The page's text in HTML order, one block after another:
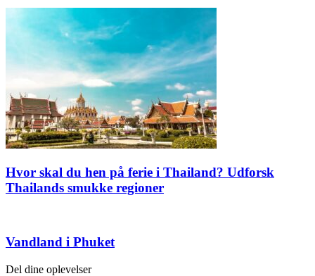
Hvor skal du hen på ferie i Thailand? Udforsk
Thailands smukke regioner
Vandland i Phuket
Del dine oplevelser